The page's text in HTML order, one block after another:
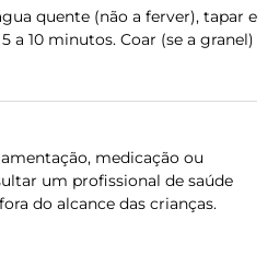
quente (não a ferver), tapar e
a 10 minutos. Coar (se a granel)
medicação ou
um profissional de saúde
do alcance das crianças.